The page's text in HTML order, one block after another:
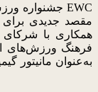
مقصد جدیدی برای
همکاری با
فرهنگ ورزش‌های